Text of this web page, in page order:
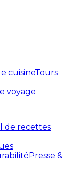
cuisineTours
voyage
de recettes
Presse &